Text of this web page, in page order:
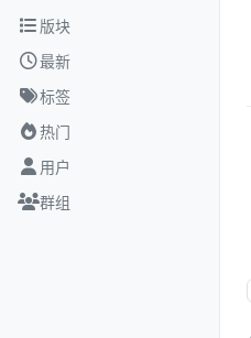
跳转至内容
版块
最新
标签
热门
用户
群组